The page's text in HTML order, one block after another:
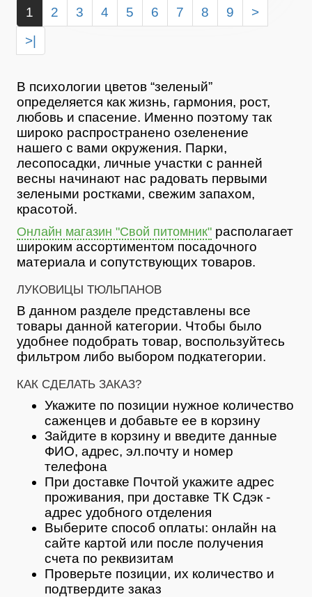
1 2 3 4 5 6 7 8 9
>
>|
В психологии цветов “зеленый”
определяется как жизнь, гармония, рост,
любовь и спасение. Именно поэтому так
широко распространено озеленение
нашего с вами окружения. Парки,
лесопосадки, личные участки с ранней
весны начинают нас радовать первыми
зелеными ростками, свежим запахом,
красотой.
Онлайн магазин "Свой питомник" располагает
широким ассортиментом посадочного
материала и сопутствующих товаров.
ЛУКОВИЦЫ ТЮЛЬПАНОВ
В данном разделе представлены все
товары данной категории. Чтобы было
удобнее подобрать товар, воспользуйтесь
фильтром либо выбором подкатегории.
КАК СДЕЛАТЬ ЗАКАЗ?
Укажите по позиции нужное количество
саженцев и добавьте ее в корзину
Зайдите в корзину и введите данные
ФИО, адрес, эл.почту и номер
телефона
При доставке Почтой укажите адрес
проживания, при доставке ТК Сдэк -
адрес удобного отделения
Выберите способ оплаты: онлайн на
сайте картой или после получения
счета по реквизитам
Проверьте позиции, их количество и
подтвердите заказ